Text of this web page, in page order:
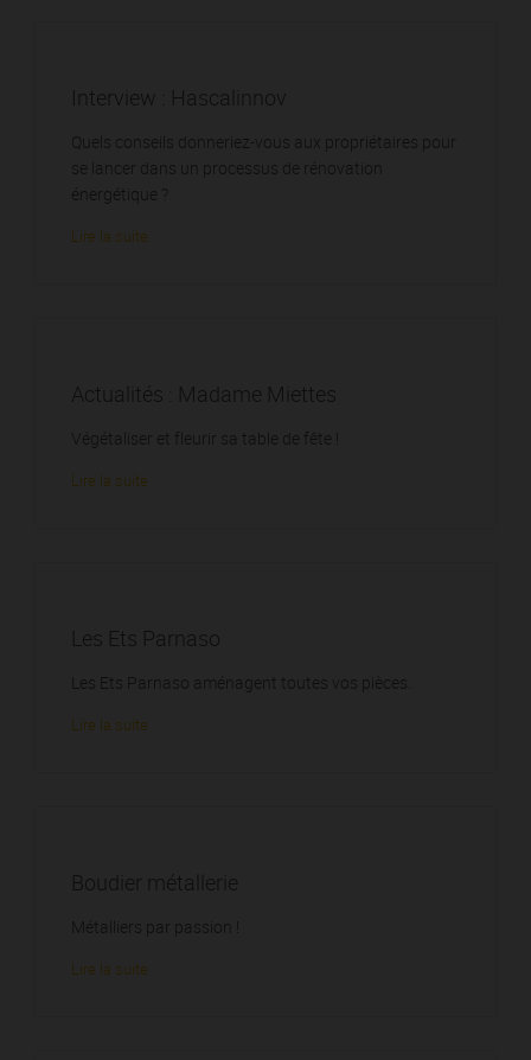
Interview : Hascalinnov
Quels conseils donneriez-vous aux propriétaires pour
se lancer dans un processus de rénovation
énergétique ?
Lire la suite
Actualités : Madame Miettes
Végétaliser et fleurir sa table de fête !
Lire la suite
Les Ets Parnaso
Les Ets Parnaso aménagent toutes vos pièces.
Lire la suite
Boudier métallerie
Métalliers par passion !
Lire la suite